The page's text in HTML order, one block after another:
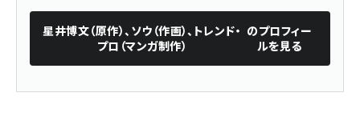
星井博文（原作）、ソウ（作画）、トレンド・
プロ（マンガ制作）
のプロフィー
ルを見る